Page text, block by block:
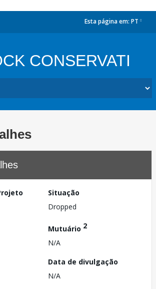
Esta página em: PT
CONSERVATI
Situação
Dropped
Mutuário 2
N/A
Data de divulgação
N/A